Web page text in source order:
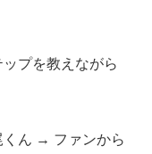
プを教えながら
くん → ファンから